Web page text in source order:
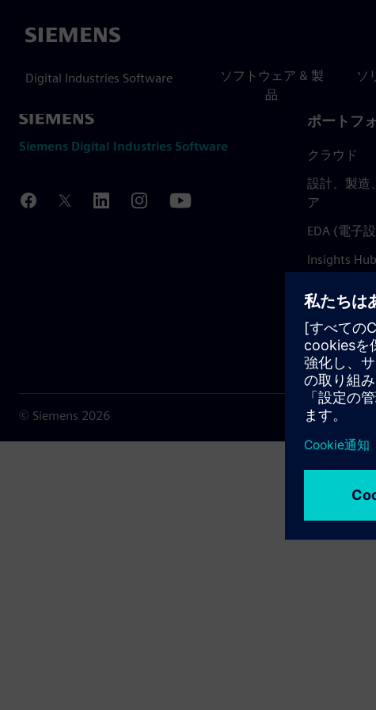
Siemens
Digital Industries Software
ソフトウェア & 製
品
ソ
Siemens Digital Industries Software
ポートフ
クラウド
設計、製造
ア
EDA (電子
Insights Hub
© Siemens 2026